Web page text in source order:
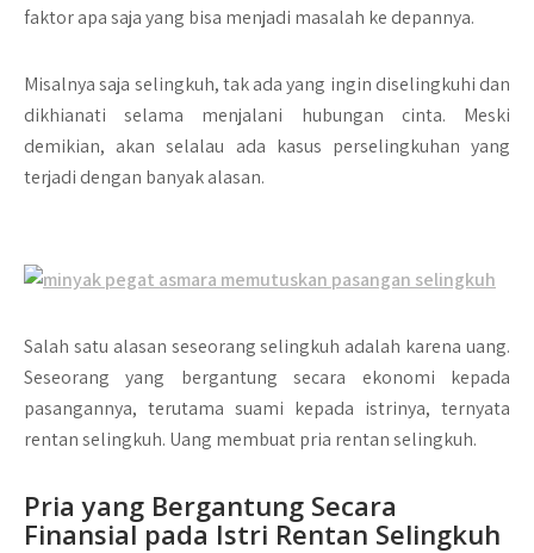
faktor apa saja yang bisa menjadi masalah ke depannya.
Misalnya saja selingkuh, tak ada yang ingin diselingkuhi dan
dikhianati selama menjalani hubungan cinta. Meski
demikian, akan selalau ada kasus perselingkuhan yang
terjadi dengan banyak alasan.
Salah satu alasan seseorang selingkuh adalah karena uang.
Seseorang yang bergantung secara ekonomi kepada
pasangannya, terutama suami kepada istrinya, ternyata
rentan selingkuh. Uang membuat pria rentan selingkuh.
Pria yang Bergantung Secara
Finansial pada Istri Rentan Selingkuh